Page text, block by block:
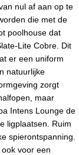
nul af aan op te
die met de
poolhouse dat
Lite Cobre. Dit
er een uniform
natuurlijke
zorgt
maar
Intens Lounge de
ligplaatsen. Ruim
spierontspanning.
voor een